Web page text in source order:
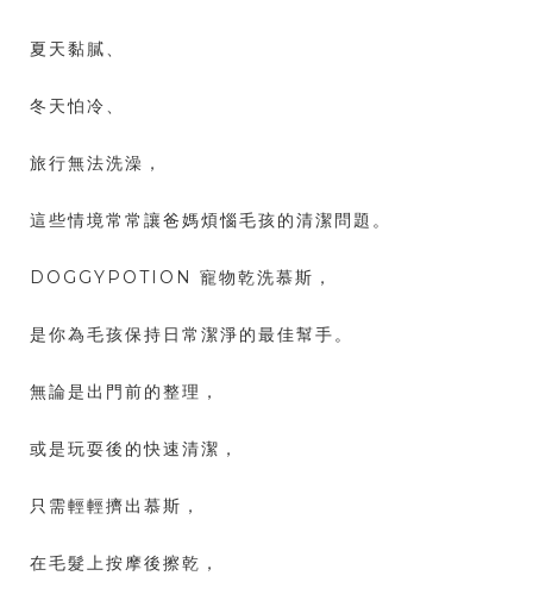
夏天黏膩、
冬天怕冷、
旅行無法洗澡，
這些情境常常讓爸媽煩惱毛孩的清潔問題。
DOGGYPOTION 寵物乾洗慕斯，
是你為毛孩保持日常潔淨的最佳幫手。
無論是出門前的整理，
或是玩耍後的快速清潔，
只需輕輕擠出慕斯，
在毛髮上按摩後擦乾，